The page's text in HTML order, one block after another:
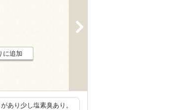
に追加
あり少し塩素臭あり。